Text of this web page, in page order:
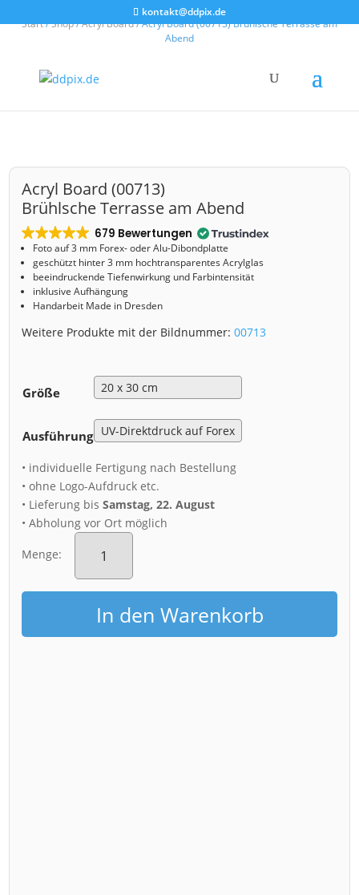
kontakt@ddpix.de
Start/Shop/Acryl Board/ Acryl Board (00713) Brühlsche Terrasse am
Abend
Acryl Board (00713)
Brühlsche Terrasse am Abend
679 Bewertungen
Foto auf 3 mm Forex- oder Alu-Dibondplatte
geschützt hinter 3 mm hochtransparentes Acrylglas
beeindruckende Tiefenwirkung und Farbintensität
inklusive Aufhängung
Handarbeit Made in Dresden
Weitere Produkte mit der Bildnummer:00713
Größe
Ausführung
• individuelle Fertigung nach Bestellung
• ohne Logo-Aufdruck etc.
• Lieferung bisSamstag, 22. August
• Abholung vor Ort möglich
Menge:
Acryl
Board
Brühlsche
Terrasse
Abend
Menge
In den Warenkorb